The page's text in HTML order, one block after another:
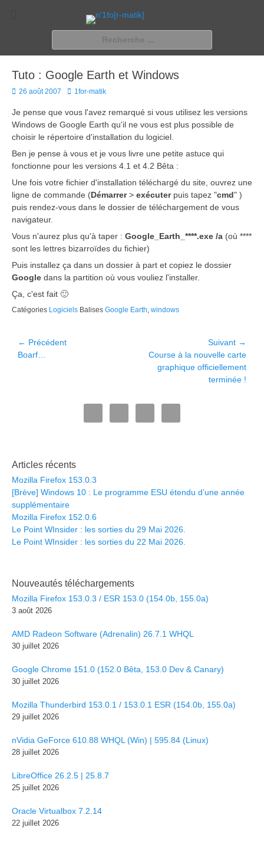
n'1fo[r-matik]
Pour les nymphos d'infos en info…
Tuto : Google Earth et Windows
Posted
26 août 2007 Author
1for-matik
Je pense que vous l'avez remarqué si vous utilisez les versions
Windows de Google Earth qu'il ne vous est plus possible de
choisir le répertoire d'installation du logiciel.
Ben je pense à vous et je vous livre une petite astuce qui
fonctionne pour les versions 4.1 et 4.2 Bêta :
Une fois votre fichier d'installation téléchargé du site, ouvrez une
ligne de commande (Démarrer> exécuterpuis tapez "cmd" )
puis rendez-vous dans le dossier de téléchargement de vous
navigateur.
Vous n'aurez plus qu'à taper : Google_Earth_****.exe /a (où ****
sont les lettres bizarroïdes du fichier)
Puis installez ça dans un dossier à part et copiez le dossier
Google dans la partition où vous vouliez l'installer.
Ça, c'est fait 🙂
Catégories Logiciels Balises Google Earth, windows
Navigation
de
← Précédent
Article
Boarf…
Suivant →
Article
suivant :
Course à la nouvelle carte
graphique officiellement
terminée !
Articles récents
Mozilla Firefox 153.0.3
[Brève] Windows 10 : Le programme ESU étendu d’une année
supplémentaire
Mozilla Firefox 152.0.6
Le Point WInsider : les sorties du 29 Mai 2026.
Le Point WInsider : les sorties du 22 Mai 2026.
Nouveautés téléchargements
Mozilla Firefox 153.0.3 / ESR 153.0 (154.0b, 155.0a)
3 août 2026
AMD Radeon Software (Adrenalin) 26.7.1 WHQL
30 juillet 2026
Google Chrome 151.0 (152.0 Bêta, 153.0 Dev & Canary)
30 juillet 2026
Mozilla Thunderbird 153.0.1 / 153.0.1 ESR (154.0b, 155.0a)
29 juillet 2026
nVidia GeForce 610.88 WHQL (Win) | 595.84 (Linux)
28 juillet 2026
LibreOffice 26.2.5 | 25.8.7
25 juillet 2026
Oracle Virtualbox 7.2.14
22 juillet 2026